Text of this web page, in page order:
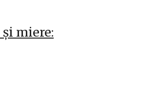
miere: